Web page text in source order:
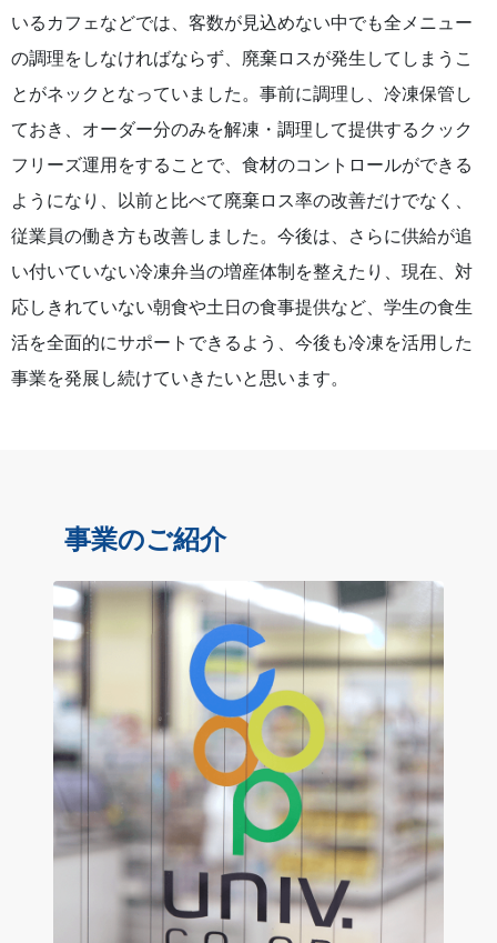
いるカフェなどでは、客数が見込めない中でも全メニュー
の調理をしなければならず、廃棄ロスが発生してしまうこ
とがネックとなっていました。事前に調理し、冷凍保管し
ておき、オーダー分のみを解凍・調理して提供するクック
フリーズ運用をすることで、食材のコントロールができる
ようになり、以前と比べて廃棄ロス率の改善だけでなく、
従業員の働き方も改善しました。今後は、さらに供給が追
い付いていない冷凍弁当の増産体制を整えたり、現在、対
応しきれていない朝食や土日の食事提供など、学生の食生
活を全面的にサポートできるよう、今後も冷凍を活用した
事業を発展し続けていきたいと思います。
事業のご紹介